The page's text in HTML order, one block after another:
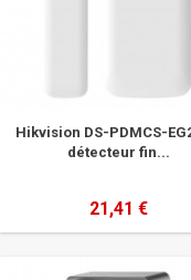
Hikvision DS-PDMCS-
détecteur fin...
21,41 €